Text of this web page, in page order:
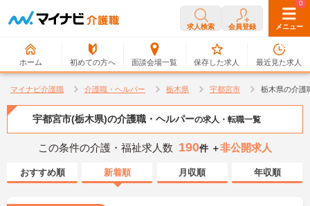
求人検索 会員登録 メニュー
ホーム 初めての方へ 面談会場一覧
0
保存した求人
0
最近見た求人
マイナビ介護職 介護職・ヘルパー 栃木県 宇都宮市 栃木県の介護
宇都宮市(栃木県)の介護職・ヘルパーの求人・転職一覧
この条件の介護・福祉求人数 190件 ＋非公開求人
おすすめ順 新着順 月収順 年収順